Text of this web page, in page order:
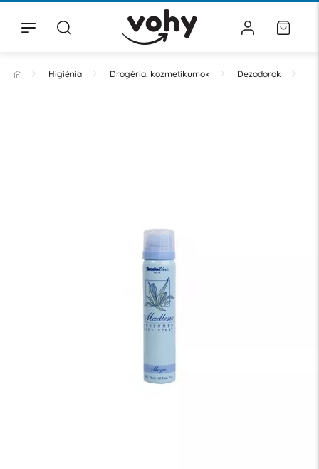
Higiénia Drogéria, kozmetikumok Dezodorok